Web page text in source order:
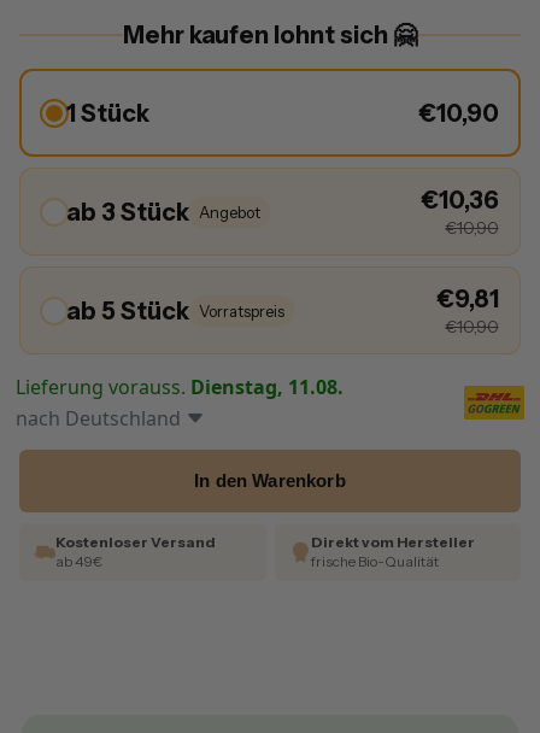
Mehr kaufen lohnt sich 🤗
1 Stück €10,90
ab 3 Stück Angebot €10,36
€10,90
ab 5 Stück Vorratspreis €9,81
€10,90
Lieferung vorauss. Dienstag, 11.08.
nach Deutschland
In den Warenkorb
Kostenloser Versand
ab 49€
Direkt vom Hersteller
frische Bio-Qualität